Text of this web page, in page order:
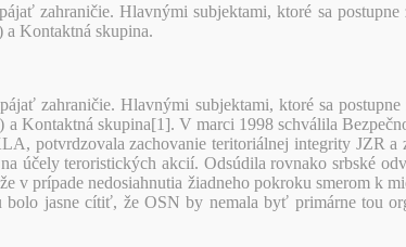
zahraničie. Hlavnými subjektami, ktoré sa
Kontaktná skupina.
zahraničie. Hlavnými subjektami, ktoré sa
Kontaktná skupina[1]. V marci 1998 schválila
potvrdzovala zachovanie teritoriálnej integrity JZR
teroristických akcií. Odsúdila rovnako srbské
prípade nedosiahnutia žiadneho pokroku smerom k
jasne cítiť, že OSN by nemala byť primárne tou